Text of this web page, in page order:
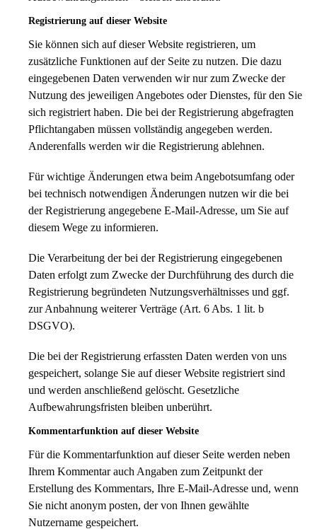
Registrierung auf dieser Website
Sie können sich auf dieser Website registrieren, um
zusätzliche Funktionen auf der Seite zu nutzen. Die dazu
eingegebenen Daten verwenden wir nur zum Zwecke der
Nutzung des jeweiligen Angebotes oder Dienstes, für den Sie
sich registriert haben. Die bei der Registrierung abgefragten
Pflichtangaben müssen vollständig angegeben werden.
Anderenfalls werden wir die Registrierung ablehnen.
Für wichtige Änderungen etwa beim Angebotsumfang oder
bei technisch notwendigen Änderungen nutzen wir die bei
der Registrierung angegebene E-Mail-Adresse, um Sie auf
diesem Wege zu informieren.
Die Verarbeitung der bei der Registrierung eingegebenen
Daten erfolgt zum Zwecke der Durchführung des durch die
Registrierung begründeten Nutzungsverhältnisses und ggf.
zur Anbahnung weiterer Verträge (Art. 6 Abs. 1 lit. b
DSGVO).
Die bei der Registrierung erfassten Daten werden von uns
gespeichert, solange Sie auf dieser Website registriert sind
und werden anschließend gelöscht. Gesetzliche
Aufbewahrungsfristen bleiben unberührt.
Kommentar­funktion auf dieser Website
Für die Kommentarfunktion auf dieser Seite werden neben
Ihrem Kommentar auch Angaben zum Zeitpunkt der
Erstellung des Kommentars, Ihre E-Mail-Adresse und, wenn
Sie nicht anonym posten, der von Ihnen gewählte
Nutzername gespeichert.